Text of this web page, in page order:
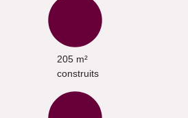
205 m²
construits